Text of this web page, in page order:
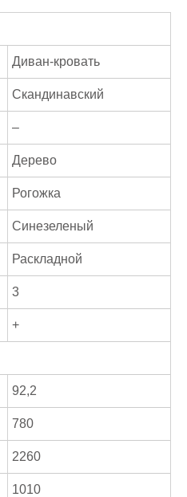
Диван-кровать
Скандинавский
–
Дерево
Рогожка
Синезеленый
Раскладной
3
+
92,2
780
2260
1010